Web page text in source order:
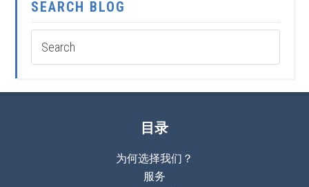
SEARCH BLOG
目录
为何选择我们？
服务